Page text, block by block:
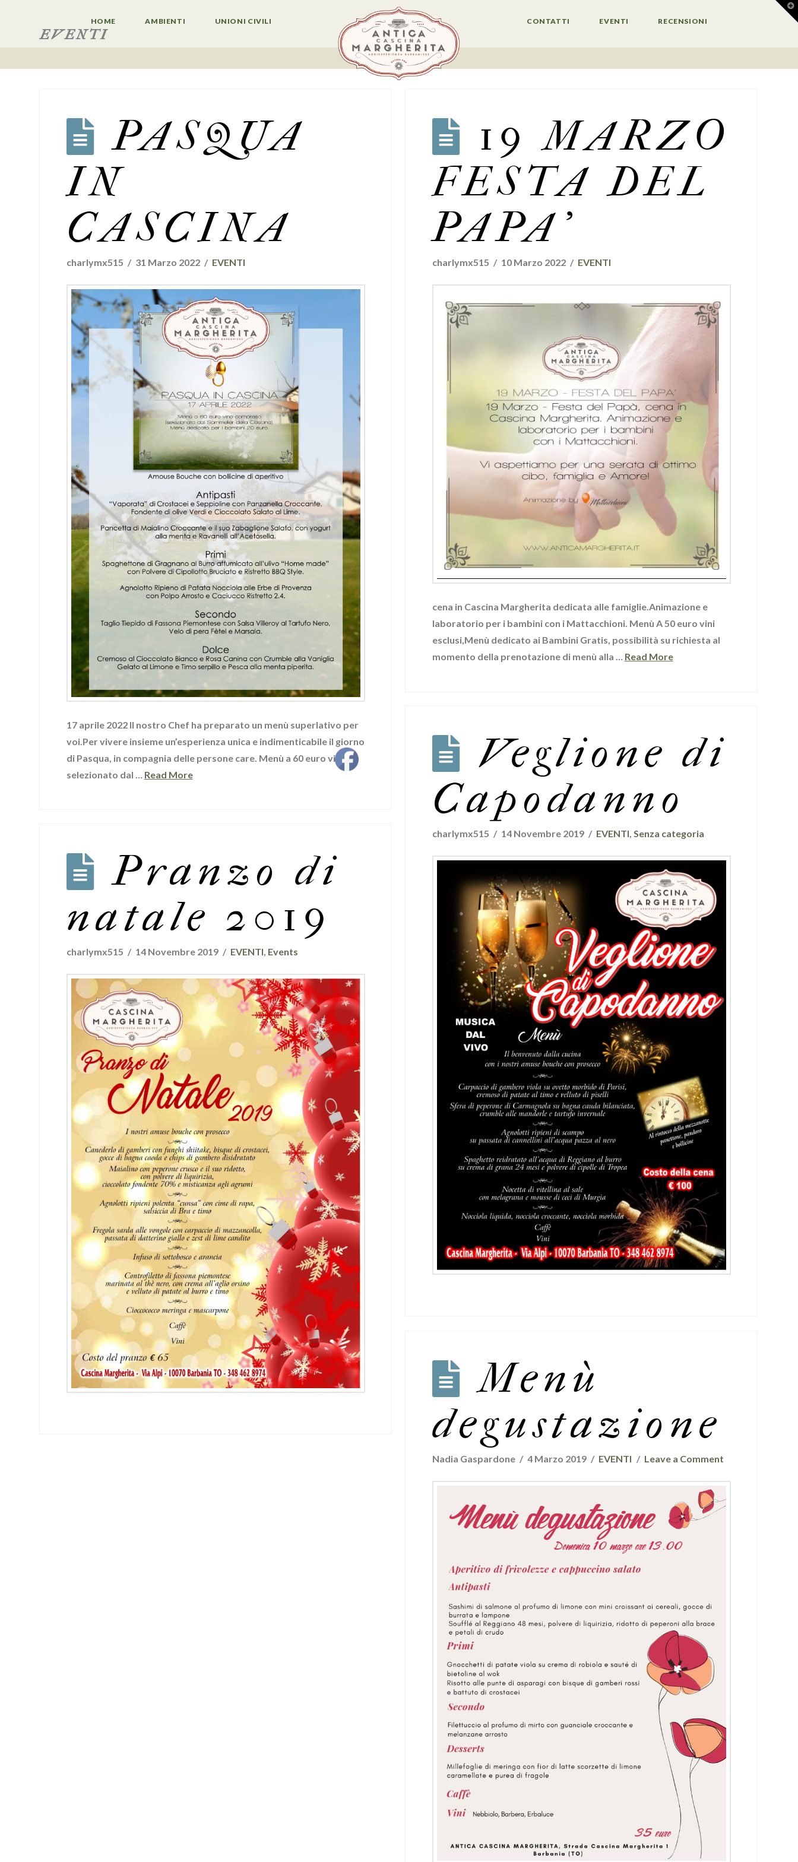
HOME AMBIENTI UNIONI CIVILI CONTATTI EVENTI RECENSIONI
EVENTI
PASQUA
IN
CASCINA
charlymx515 31 Marzo 2022 EVENTI
17 aprile 2022 Il nostro Chef ha preparato un menù superlativo per
voi.Per vivere insieme un’esperienza unica e indimenticabile il giorno
di Pasqua, in compagnia delle persone care. Menù a 60 euro vino
selezionato dal … Read More
19 MARZO
FESTA DEL
PAPA’
charlymx515 10 Marzo 2022 EVENTI
cena in Cascina Margherita dedicata alle famiglie.Animazione e
laboratorio per i bambini con i Mattacchioni. Menù A 50 euro vini
esclusi,Menù dedicato ai Bambini Gratis, possibilità su richiesta al
momento della prenotazione di menù alla … Read More
Veglione di
Capodanno
charlymx515 14 Novembre 2019 EVENTI,Senza categoria
Pranzo di
natale 2019
charlymx515 14 Novembre 2019 EVENTI, Events
Menù
degustazione
Nadia Gaspardone 4 Marzo 2019 EVENTI Leave a Comment